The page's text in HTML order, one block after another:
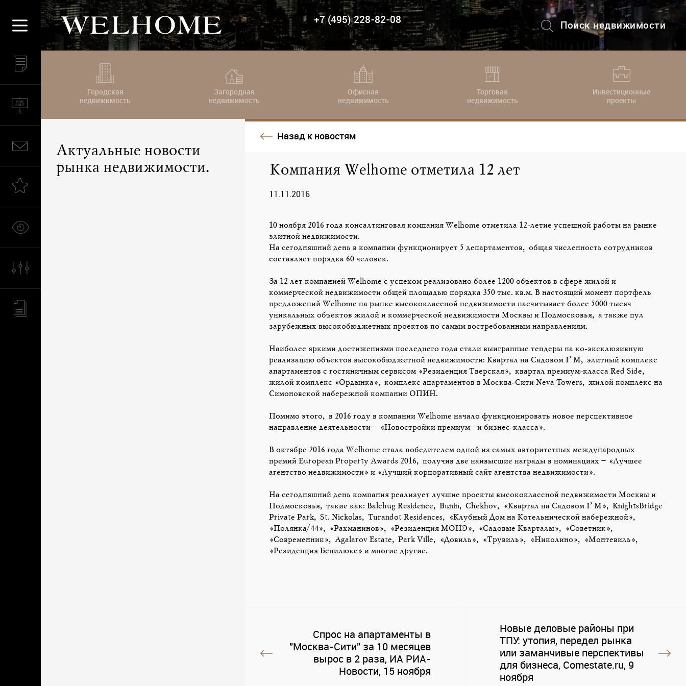
+7 (495) 228-82-08
Поиск недвижимости
+7 (495) 228-82-08
Городская
недвижимость
Загородная
недвижимость
Офисная
недвижимость
Торговая
недвижимость
Инвестиционные
проекты
Актуальные новости
рынка недвижимости.
Назад к новостям
Компания Welhome отметила 12 лет
11.11.2016
10 ноября 2016 года консалтинговая компания Welhome отметила 12-летие успешной работы на рынке
элитной недвижимости.
На сегодняшний день в компании функционирует 5 департаментов, общая численность сотрудников
составляет порядка 60 человек.
За 12 лет компанией Welhome с успехом реализовано более 1200 объектов в сфере жилой и
коммерческой недвижимости общей площадью порядка 350 тыс. кв.м. В настоящий момент портфель
предложений Welhome на рынке высококлассной недвижимости насчитывает более 5000 тысяч
уникальных объектов жилой и коммерческой недвижимости Москвы и Подмосковья, а также пул
зарубежных высокобюджетных проектов по самым востребованным направлениям.
Наиболее яркими достижениями последнего года стали выигранные тендеры на ко-эксклюзивную
реализацию объектов высокобюджетной недвижимости: Квартал на Садовом I’M, элитный комплекс
апартаментов с гостиничным сервисом «Резиденция Тверская», квартал премиум-класса Red Side,
жилой комплекс «Ордынка», комплекс апартаментов в Москва-Сити Neva Towers, жилой комплекс на
Симоновской набережной компании ОПИН.
Помимо этого, в 2016 году в компании Welhome начало функционировать новое перспективное
направление деятельности – «Новостройки премиум– и бизнес-класса».
В октябре 2016 года Welhome стала победителем одной из самых авторитетных международных
премий European Property Awards 2016, получив две наивысшие награды в номинациях – «Лучшее
агентство недвижимости» и «Лучший корпоративный сайт агентства недвижимости».
На сегодняшний день компания реализует лучшие проекты высококлассной недвижимости Москвы и
Подмосковья, такие как: Balchug Residence, Bunin, Chekhov, «Квартал на Садовом I’M», KnightsBridge
Private Park, St. Nickolas, Turandot Residences, «Клубный Дом на Котельнической набережной»,
«Полянка/44», «Рахманинов», «Резиденция МОНЭ», «Садовые Кварталы», «Советник»,
«Современник», Agalarov Estate, Park Ville, «Довиль», «Трувиль», «Николино», «Монтевиль»,
«Резиденция Бенилюкс» и многие другие.
Спрос на апартаменты в
"Москва-Сити" за 10 месяцев
вырос в 2 раза, ИА РИА-
Новости, 15 ноября
Новые деловые районы при
ТПУ: утопия, передел рынка
или заманчивые перспективы
для бизнеса, Comestate.ru, 9
ноября